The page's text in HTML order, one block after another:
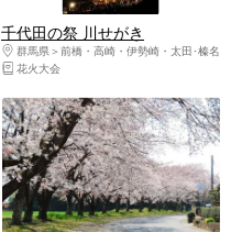
千代田の祭 川せがき
群馬県
前橋・高崎・伊勢崎・太田･榛名
花火大会